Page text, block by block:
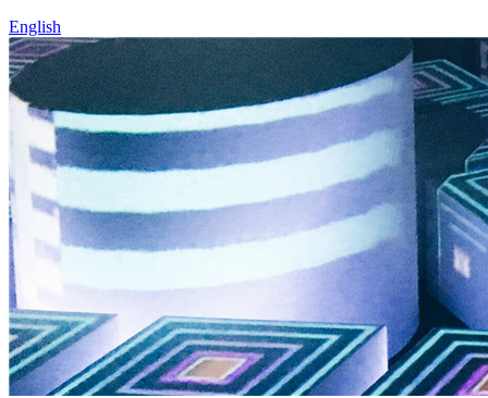
English